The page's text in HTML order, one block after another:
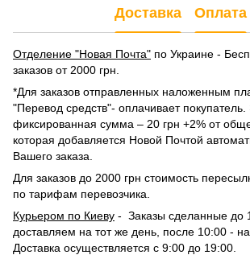
Доставка Оплата
Отделение "Новая Почта" по Украине -
заказов от 2000 грн.
*Для заказов отправленных наложенным
"Перевод средств"- оплачивает покупатель.
фиксированная сумма – 20 грн +2% от
которая добавляется Новой Почтой
Вашего заказа.
Для заказов до 2000 грн стоимость
по тарифам перевозчика.
Курьером по Киеву - Заказы сделанные до
доставляем на тот же день, после 10:00 -
Доставка осуществляется с 9:00 до 19:00.